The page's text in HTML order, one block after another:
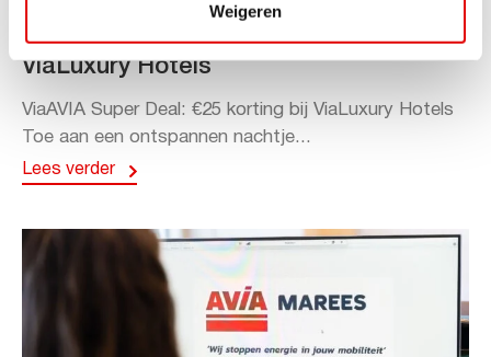
Weigeren
ViaAVIA Super Deal: 20% korting bij
ViaLuxury Hotels
ViaAVIA Super Deal: €25 korting bij ViaLuxury Hotels
Toe aan een ontspannen nachtje...
Lees verder